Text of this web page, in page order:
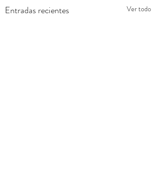
Entradas recientes Ver todo